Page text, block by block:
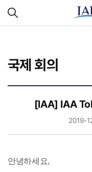
국제 회의
[IAA] IAA
2019-
안녕하세요,